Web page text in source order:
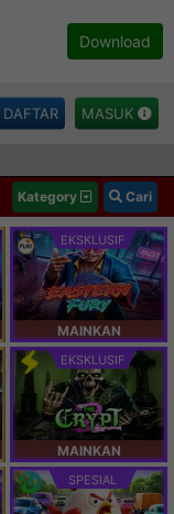
Download
DAFTAR MASUK
Kategory Cari
EKSKLUSIF
MAINKAN
EKSKLUSIF
MAINKAN
SPESIAL